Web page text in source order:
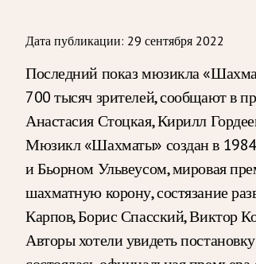
Дата публикации: 29 сентября 2022
Последний показ мюзикла
700 тысяч зрителей, сообщают в
Анастасия Стоцкая, Кирилл
Мюзикл «Шахматы» создан в 1984
и Бьорном Ульвеусом, мировая
шахматную корону, состязание
Карпов, Борис Спасский, Виктор
Авторы хотели увидеть